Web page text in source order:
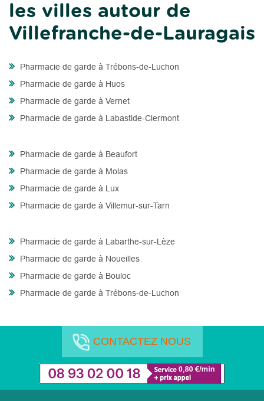
les villes autour de
Villefranche-de-Lauragais
Pharmacie de garde à Trébons-de-Luchon
Pharmacie de garde à Huos
Pharmacie de garde à Vernet
Pharmacie de garde à Labastide-Clermont
Pharmacie de garde à Beaufort
Pharmacie de garde à Molas
Pharmacie de garde à Lux
Pharmacie de garde à Villemur-sur-Tarn
Pharmacie de garde à Labarthe-sur-Lèze
Pharmacie de garde à Noueilles
Pharmacie de garde à Bouloc
Pharmacie de garde à Trébons-de-Luchon
CONTACTEZ NOUS